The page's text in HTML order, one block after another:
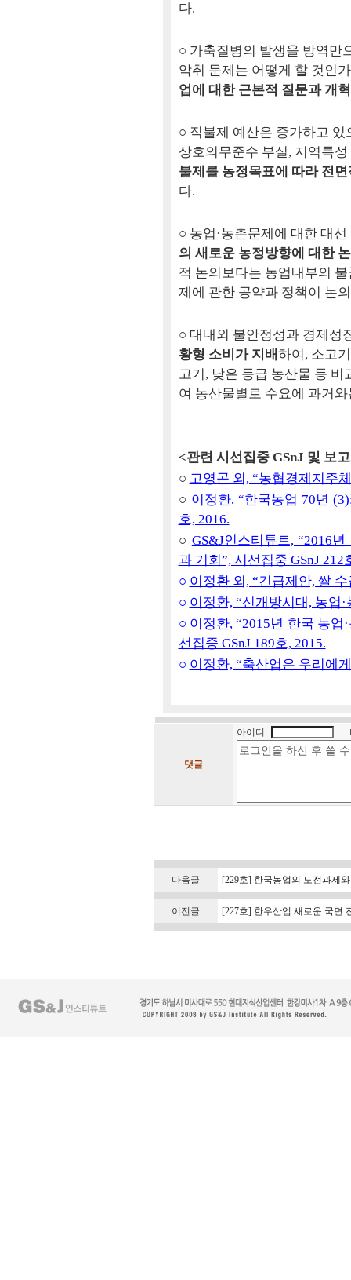
다.
○ 가축질병의 발생을 방역만
악취 문제는 어떻게 할 것인
업에 대한 근본적 질문과 개
○ 직불제 예산은 증가하고
상호의무준수 부실, 지역특
불제를 농정목표에 따라 전
다.
○ 농업·농촌문제에 대한 대
의 새로운 농정방향에 대한
적 논의보다는 농업내부의
제에 관한 공약과 정책이 논
○ 대내외 불안정성과 경제성
황형 소비가 지배하여, 소고
고기, 낮은 등급 농산물 등
여 농산물별로 수요에 과거
<관련 시선집중 GSnJ 및 보
○ 고영곤 외, “농협경제지주
○ 이정환, “한국농업 70년
호, 2016.
○ GS&J인스티튜트, “2016
과 기회”, 시선집중 GSnJ 212
○ 이정환 외, “긴급제안, 쌀
○ 이정환, “신개방시대, 농업
○ 이정환, “2015년 한국 농업
선집중 GSnJ 189호, 2015.
○ 이정환, “축산업은 우리에
댓글
아이디
다음글 [229호] 한국농업의 도전과제
이전글 [227호] 한우산업 새로운 국면